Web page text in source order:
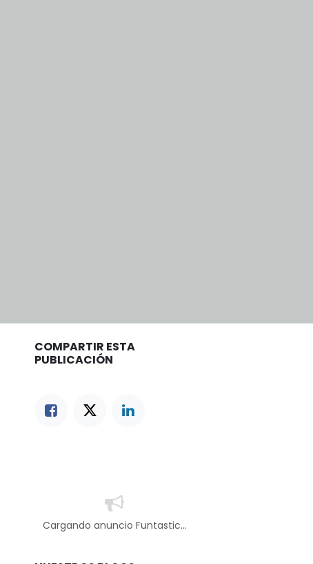
COMPARTIR ESTA
PUBLICACIÓN
Cargando anuncio Funtastic...